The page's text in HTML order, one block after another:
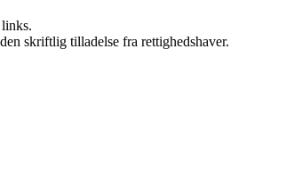
skriftlig tilladelse fra rettighedshaver.